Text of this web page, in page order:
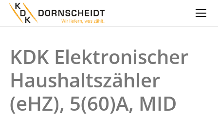
KDK Elektronischer
Haushaltszähler
(eHZ), 5(60)A, MID